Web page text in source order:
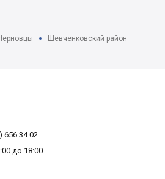
Шевченковский район
656 34 02
до 18:00